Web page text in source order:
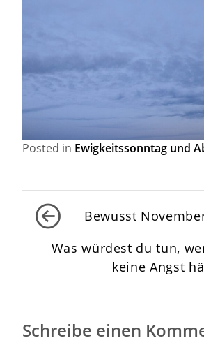
Posted in Ewigkeitssonntag und
Bewusst
Was würdest du tun,
keine Angst
Schreibe einen